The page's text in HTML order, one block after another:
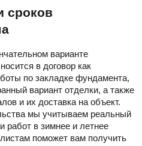
сроков
варианте
в договор как
по закладке фундамента,
вариант отделки, а также
и их доставка на объект.
мы учитываем реальный
работ в зимнее и летнее
поможет вам получить